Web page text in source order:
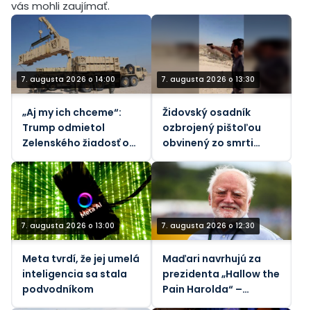
vás mohli zaujímať.
7. augusta 2026 o 14:00
„Aj my ich chceme“:
Trump odmietol
Zelenského žiadosť o
7. augusta 2026 o 13:30
Židovský osadník
ozbrojený pištoľou
obvinený zo smrti
Západnom brehu
Jordánu (VIDEÁ)
7. augusta 2026 o 13:00
Meta tvrdí, že jej umelá
inteligencia sa stala
podvodníkom
7. augusta 2026 o 12:30
Maďari navrhujú za
prezidenta „Hallow the
Pain Harolda“ –
Guardian